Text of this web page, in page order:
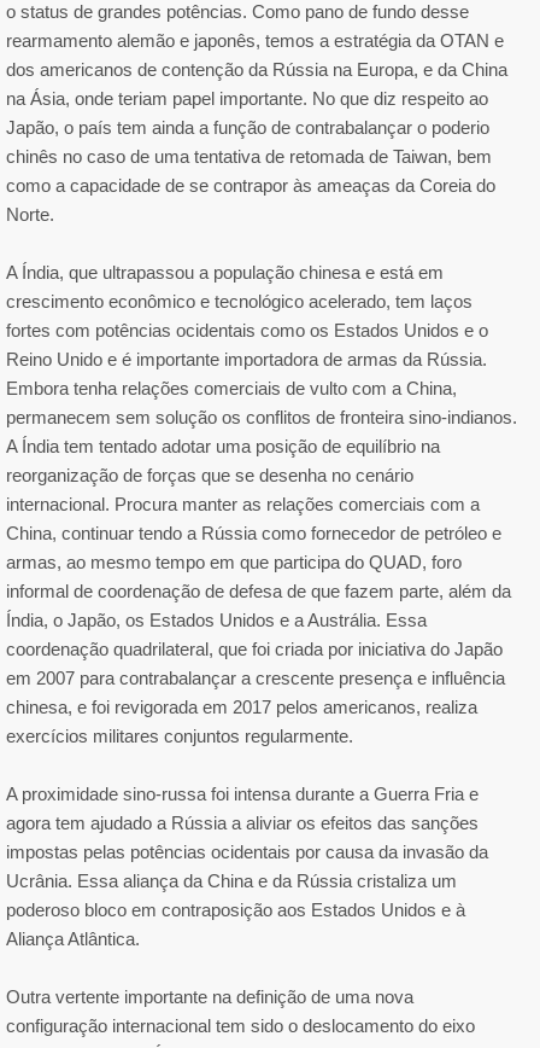
o status de grandes potências. Como pano de fundo desse
rearmamento alemão e japonês, temos a estratégia da OTAN e
dos americanos de contenção da Rússia na Europa, e da China
na Ásia, onde teriam papel importante. No que diz respeito ao
Japão, o país tem ainda a função de contrabalançar o poderio
chinês no caso de uma tentativa de retomada de Taiwan, bem
como a capacidade de se contrapor às ameaças da Coreia do
Norte.
A Índia, que ultrapassou a população chinesa e está em
crescimento econômico e tecnológico acelerado, tem laços
fortes com potências ocidentais como os Estados Unidos e o
Reino Unido e é importante importadora de armas da Rússia.
Embora tenha relações comerciais de vulto com a China,
permanecem sem solução os conflitos de fronteira sino-indianos.
A Índia tem tentado adotar uma posição de equilíbrio na
reorganização de forças que se desenha no cenário
internacional. Procura manter as relações comerciais com a
China, continuar tendo a Rússia como fornecedor de petróleo e
armas, ao mesmo tempo em que participa do QUAD, foro
informal de coordenação de defesa de que fazem parte, além da
Índia, o Japão, os Estados Unidos e a Austrália. Essa
coordenação quadrilateral, que foi criada por iniciativa do Japão
em 2007 para contrabalançar a crescente presença e influência
chinesa, e foi revigorada em 2017 pelos americanos, realiza
exercícios militares conjuntos regularmente.
A proximidade sino-russa foi intensa durante a Guerra Fria e
agora tem ajudado a Rússia a aliviar os efeitos das sanções
impostas pelas potências ocidentais por causa da invasão da
Ucrânia. Essa aliança da China e da Rússia cristaliza um
poderoso bloco em contraposição aos Estados Unidos e à
Aliança Atlântica.
Outra vertente importante na definição de uma nova
configuração internacional tem sido o deslocamento do eixo